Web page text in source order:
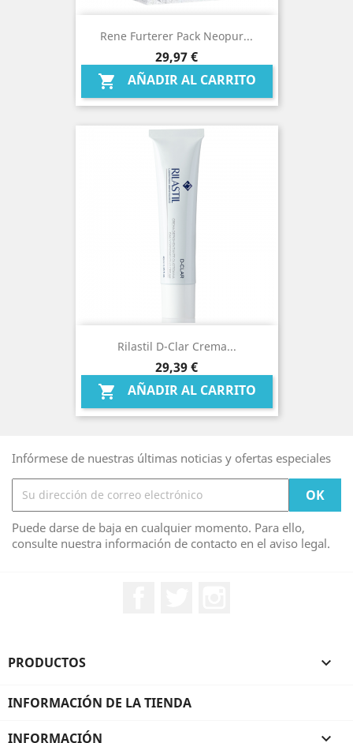
Rene Furterer Pack Neopur...
Precio
29,97 €
 AÑADIR AL CARRITO
Rilastil D-Clar Crema...
Precio
29,39 €
 AÑADIR AL CARRITO
Infórmese de nuestras últimas noticias y ofertas especiales
Puede darse de baja en cualquier momento. Para ello,
consulte nuestra información de contacto en el aviso legal.
PRODUCTOS 
INFORMACIÓN DE LA TIENDA
INFORMACIÓN 